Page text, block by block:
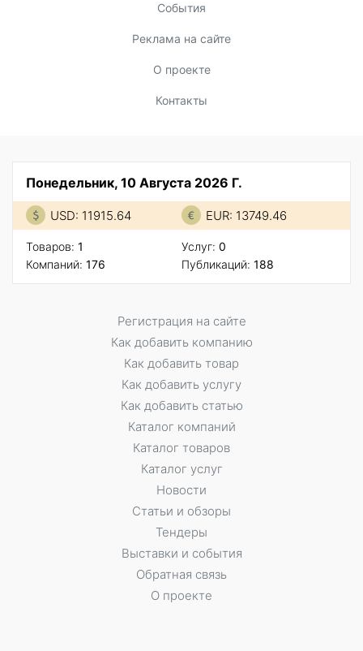
События
Реклама на сайте
О проекте
Контакты
Понедельник, 10 Августа 2026 Г.
USD: 11915.64 EUR: 13749.46
Товаров: 1
Компаний: 176
Услуг: 0
Публикаций: 188
Регистрация на сайте
Как добавить компанию
Как добавить товар
Как добавить услугу
Как добавить статью
Каталог компаний
Каталог товаров
Каталог услуг
Новости
Статьи и обзоры
Тендеры
Выставки и события
Обратная связь
О проекте